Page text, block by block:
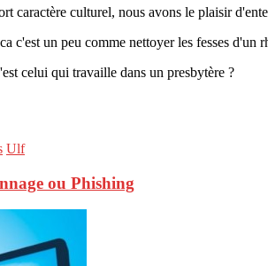
caractère culturel, nous avons le plaisir
c'est un peu comme nettoyer les fesses d'un
celui qui travaille dans un presbytère ?
Ulf
ou Phishing